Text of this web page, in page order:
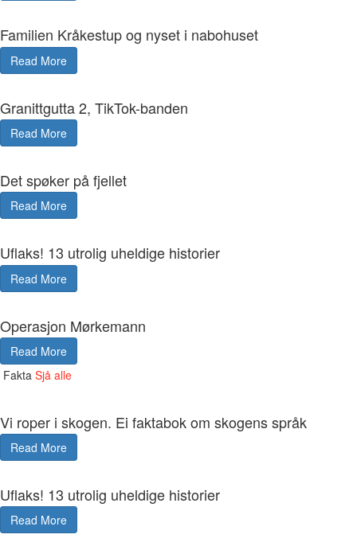
Familien Kråkestup og nyset i nabohuset
Read More
Granittgutta 2, TikTok-banden
Read More
Det spøker på fjellet
Read More
Uflaks! 13 utrolig uheldige historier
Read More
Operasjon Mørkemann
Read More
Fakta Sjå alle
Vi roper i skogen. Ei faktabok om skogens språk
Read More
Uflaks! 13 utrolig uheldige historier
Read More